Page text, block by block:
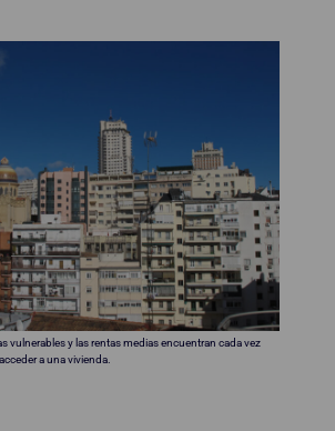
vulnerables y las rentas medias encuentran cada vez
a una vivienda.